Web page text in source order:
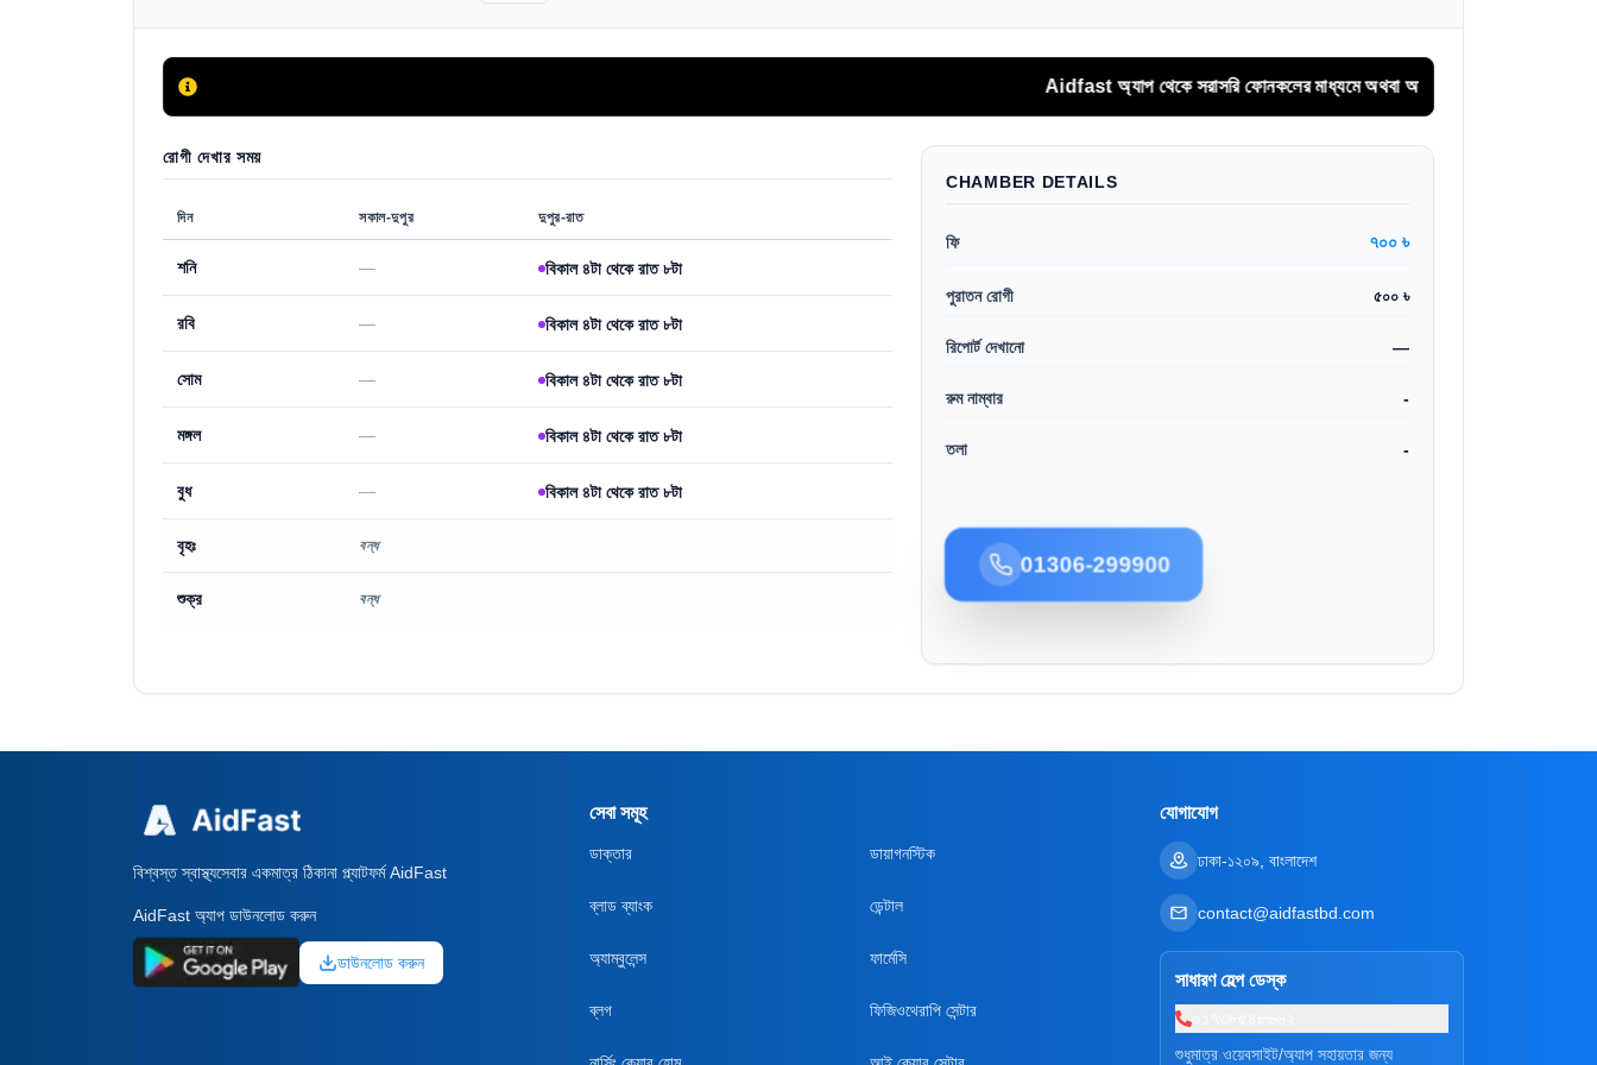
Aidfast অ্যাপ থেকে সরাসরি ফোনকলের মাধ্যমে অথবা অনলাইনে অগ্রিম সিরিয়াল বুকিং করুন।
রোগী দেখার সময়
দিন সকাল-দুপুর দুপুর-রাত
শনি — বিকাল ৪টা থেকে রাত ৮টা
রবি — বিকাল ৪টা থেকে রাত ৮টা
সোম — বিকাল ৪টা থেকে রাত ৮টা
মঙ্গল — বিকাল ৪টা থেকে রাত ৮টা
বুধ — বিকাল ৪টা থেকে রাত ৮টা
বৃহঃ বন্ধ
শুক্র বন্ধ
CHAMBER DETAILS
ফি ৭০০ ৳
পুরাতন রোগী ৫০০ ৳
রিপোর্ট দেখানো —
রুম নাম্বার -
তলা -
01306-299900
বিশ্বস্ত স্বাস্থ্যসেবার একমাত্র ঠিকানা প্ল্যাটফর্ম AidFast
AidFast অ্যাপ ডাউনলোড করুন
ডাউনলোড করুন
সেবা সমূহ
ডাক্তার ডায়াগনস্টিক
ব্লাড ব্যাংক ডেন্টাল
অ্যাম্বুলেন্স ফার্মেসি
ব্লগ ফিজিওথেরাপি সেন্টার
যোগাযোগ
ঢাকা-১২০৯, বাংলাদেশ
contact@aidfastbd.com
সাধারণ হেল্প ডেস্ক
শুধুমাত্র ওয়েবসাইট/অ্যাপ সহায়তার জন্য